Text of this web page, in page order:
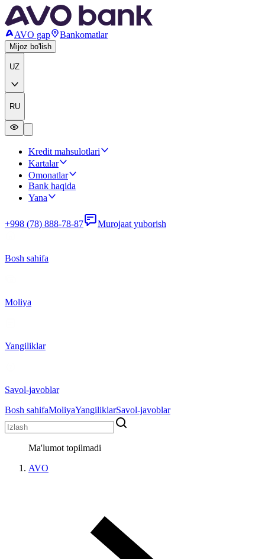
AVO gap Bankomatlar
Mijoz bo'lish
UZ
RU
Kredit mahsulotlari
Kartalar
Omonatlar
Bank haqida
Yana
+998 (78) 888-78-87 Murojaat yuborish
Bosh sahifa
Moliya
Yangiliklar
Savol-javoblar
Bosh sahifaMoliyaYangiliklarSavol-javoblar
Ma'lumot topilmadi
AVO